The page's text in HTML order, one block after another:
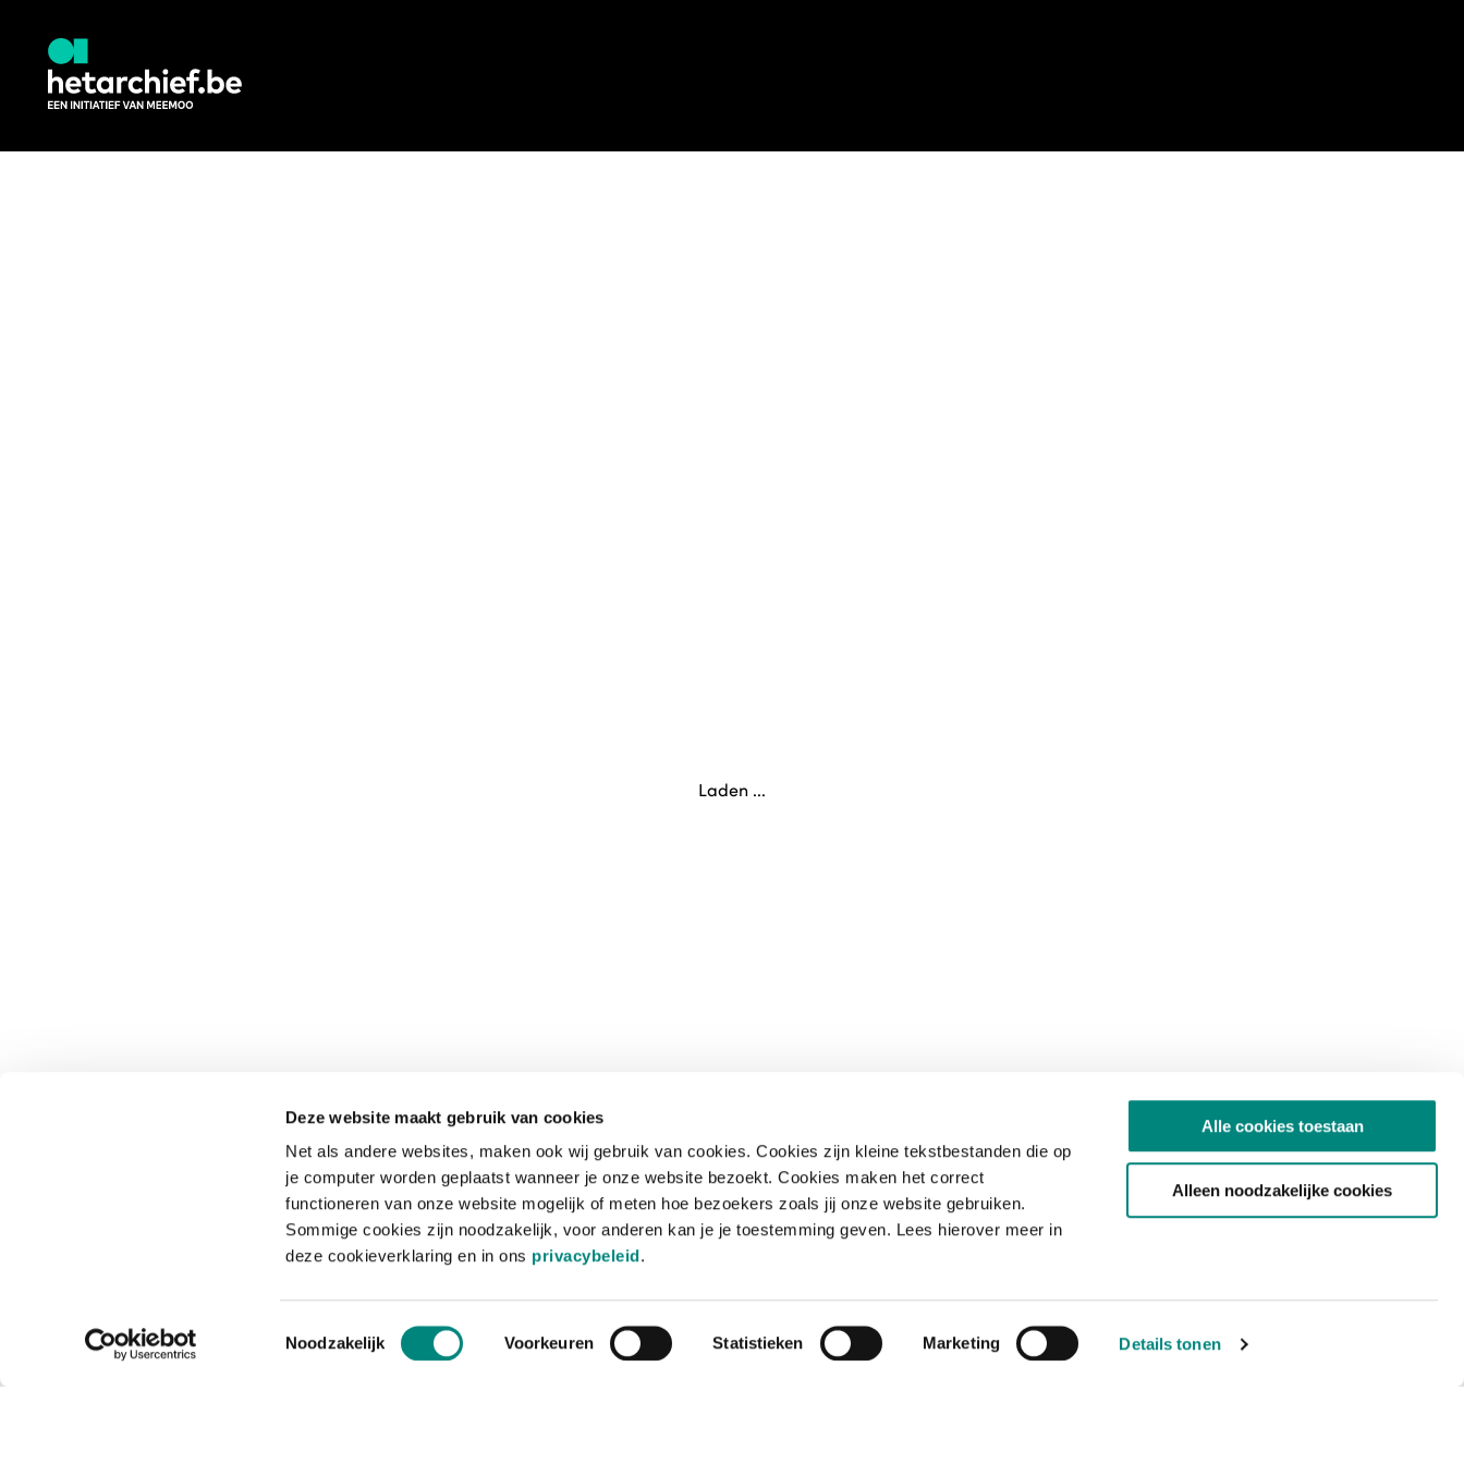
Deze website maakt gebruik van cookies
Net als andere websites, maken ook wij gebruik van cookies. Cookies zijn kleine tekstbestanden die op
je computer worden geplaatst wanneer je onze website bezoekt. Cookies maken het correct
functioneren van onze website mogelijk of meten hoe bezoekers zoals jij onze website gebruiken.
Sommige cookies zijn noodzakelijk, voor anderen kan je je toestemming geven. Lees hierover meer in
deze cookieverklaring en in ons privacybeleid.
Toestemmingsselectie
Noodzakelijk Voorkeuren Statistieken Marketing Details tonen
Alle cookies toestaan
Alleen noodzakelijke cookies
Laden ...